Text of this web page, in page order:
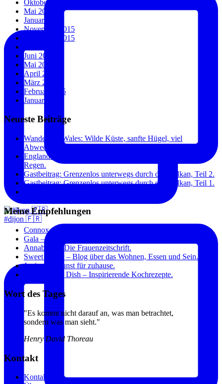
#dijon 🇫🇷
Oktober 2016
Mai 2016
Januar 2016
November 2015
September 2015
Juni 2015
Mai 2015
April 2015
März 2015
Februar 2015
Januar 2015
Neueste Beiträge
Wandern in Wales: Wilde Küste, sanfte Hügel, viel
Abwechslung.
England und Wales: Städte, Küste und überraschend wenig
Regen.
Gastbeitrag: Grenzenlos unterwegs durch den Balkan, Teil 2.
Gastbeitrag: Grenzenlos unterwegs durch den Balkan, Teil 1.
Meine Empfehlungen
Connox – Die aktuellsten Designtrends.
Gala – Stars und Fashion.
Annabelle – Die Frauenzeitschrift.
Sweet Home – Blog über das Wohnen, Essen und Sein.
Junique – Kunst für zuhause.
The Original Dish – Inspirierende Kochrezepte.
Wort des Tages
"Es kommt nicht darauf an, was man betrachtet,
sondern was man sieht."
Henry David Thoreau
Kontakt
Kontakt